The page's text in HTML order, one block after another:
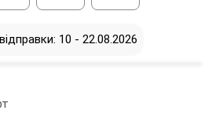
10 - 22.08.2026